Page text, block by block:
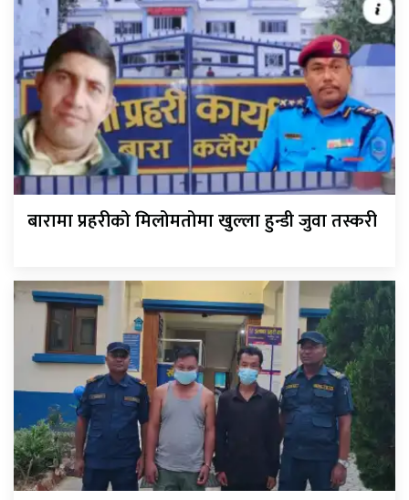
बारामा प्रहरीको मिलोमतोमा खुल्ला हुन्डी जुवा तस्करी